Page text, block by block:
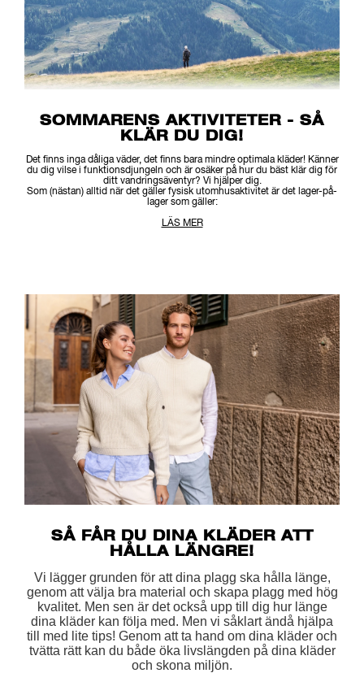
SOMMARENS AKTIVITETER - SÅ
KLÄR DU DIG!
Det finns inga dåliga väder, det finns bara mindre optimala kläder! Känner
du dig vilse i funktionsdjungeln och är osäker på hur du bäst klär dig för
ditt vandringsäventyr? Vi hjälper dig.
Som (nästan) alltid när det gäller fysisk utomhusaktivitet är det lager-på-
lager som gäller:
LÄS MER
SÅ FÅR DU DINA KLÄDER ATT
HÅLLA LÄNGRE!
Vi lägger grunden för att dina plagg ska hålla länge,
genom att välja bra material och skapa plagg med hög
kvalitet. Men sen är det också upp till dig hur länge
dina kläder kan följa med. Men vi såklart ändå hjälpa
till med lite tips! Genom att ta hand om dina kläder och
tvätta rätt kan du både öka livslängden på dina kläder
och skona miljön.